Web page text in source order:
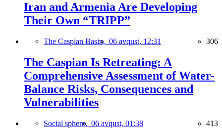
Iran and Armenia Are Developing
Their Own “TRIPP”
The Caspian Basin, 06 avqust, 12:31 306
The Caspian Is Retreating: A
Comprehensive Assessment of Water-
Balance Risks, Consequences and
Vulnerabilities
Social sphere, 06 avqust, 01:38 413